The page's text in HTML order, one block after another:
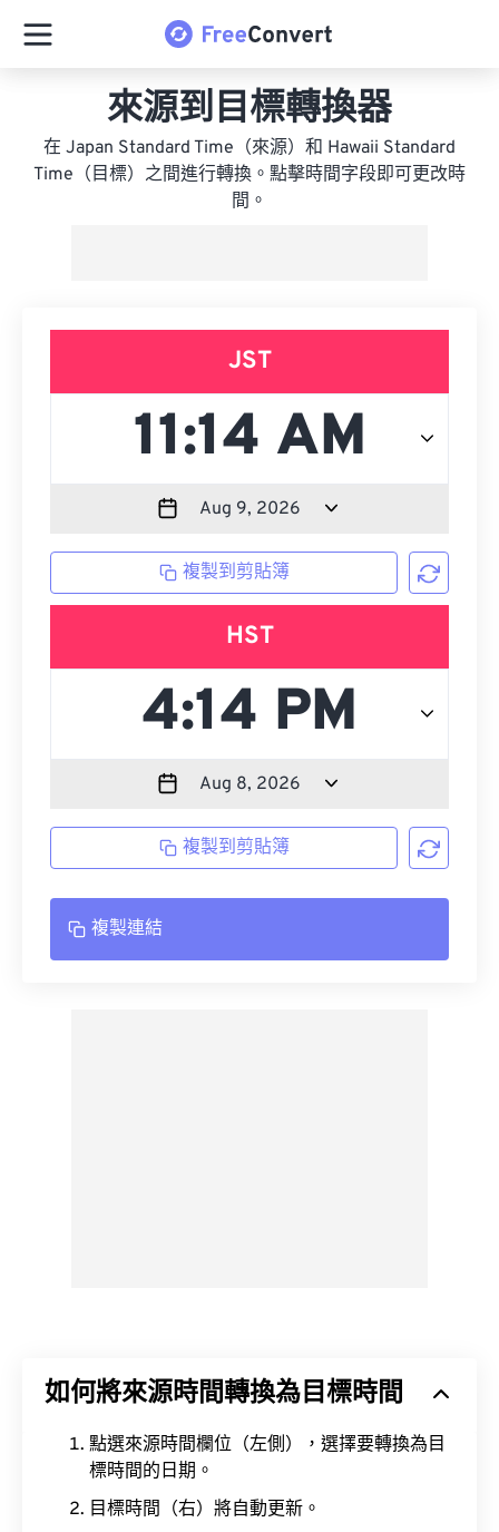
來源到目標轉換器
在 Japan Standard Time（來源）和 Hawaii Standard
Time（目標）之間進行轉換。點擊時間字段即可更改時
間。
JST
複製到剪貼簿
HST
複製到剪貼簿
複製連結
如何將來源時間轉換為目標時間
點選來源時間欄位（左側），選擇要轉換為目
標時間的日期。
目標時間（右）將自動更新。